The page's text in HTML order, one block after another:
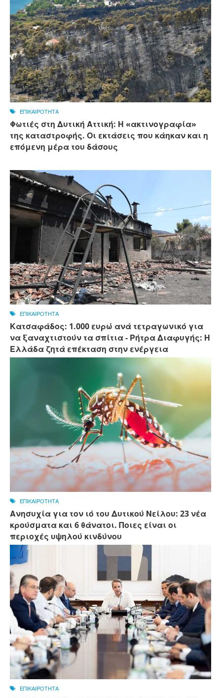
ΕΠΙΚΑΙΡΟΤΗΤΑ
Φωτιές στη Δυτική Αττική: Η «ακτινογραφία»
της καταστροφής. Οι εκτάσεις που κάηκαν και η
επόμενη μέρα του δάσους
ΕΠΙΚΑΙΡΟΤΗΤΑ
Κατσαφάδος: 1.000 ευρώ ανά τετραγωνικό για
να ξαναχτιστούν τα σπίτια - Ρήτρα Διαφυγής: Η
Ελλάδα ζητά επέκταση στην ενέργεια
ΕΠΙΚΑΙΡΟΤΗΤΑ
Ανησυχία για τον ιό του Δυτικού Νείλου: 23 νέα
κρούσματα και 6 θάνατοι. Ποιες είναι οι
περιοχές υψηλού κινδύνου
ΕΠΙΚΑΙΡΟΤΗΤΑ